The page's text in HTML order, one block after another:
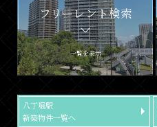
フリーレント検索
一覧を表示
八丁堀駅
新築物件一覧へ